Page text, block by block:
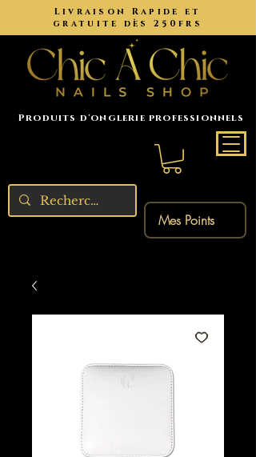
Livraison Rapide et
gratuite dès 250frs
Produits d'onglerie professionnels
Mes Points